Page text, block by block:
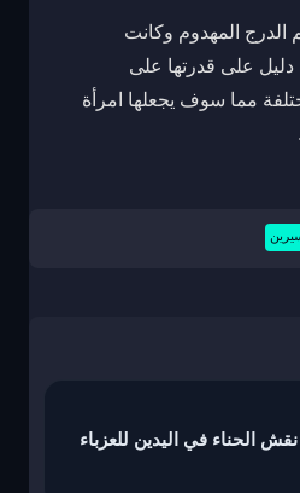
الدرج المهدوم وكانت
دليل على قدرتها على
مما سوف يجعلها امرأة
الحناء في اليدين للعزباء